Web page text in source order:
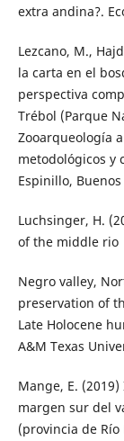
extra andina?.
Lezcano, M.,
la carta en el
perspectiva
Trébol (Parque
Zooarqueología
metodológicos y
Espinillo,
Luchsinger, H.
of the middle rio
Negro valley,
preservation of
Late Holocene
A&M Texas
Mange, E.
margen sur del
(provincia de